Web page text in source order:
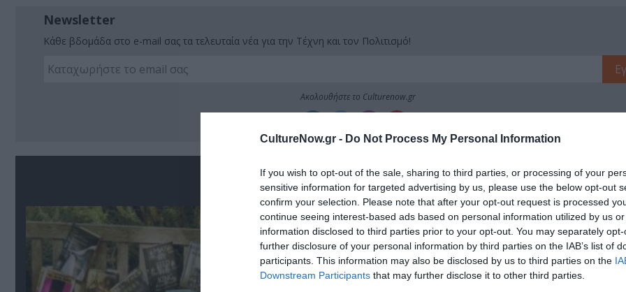
CultureNow.gr - Do Not Process My Personal Information
If you wish to opt-out of the sale, sharing to third parties, or processing of your
sensitive information for targeted advertising by us, please use the below opt-out
confirm your selection. Please note that after your opt-out request is processed
continue seeing interest-based ads based on personal information utilized by us
information disclosed to third parties prior to your opt-out. You may separately
further disclosure of your personal information by third parties on the IAB’s list of
participants. This information may also be disclosed by us to third parties on the
Downstream Participants that may further disclose it to other third parties.
Newsletter
Κάθε βδομάδα στο e-mail σας τα τελευταία νέα για την Τέχνη και τον Πολιτισμό!
Ακολουθήστε το Culturenow.gr
Σχετικά Άρθρα